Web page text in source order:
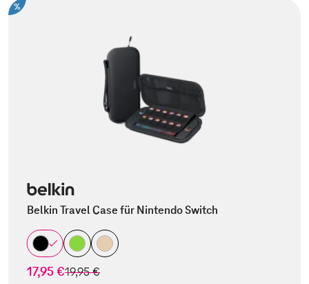
%
Belkin Travel Case für Nintendo Switch
17,95 €statt
19,95 €